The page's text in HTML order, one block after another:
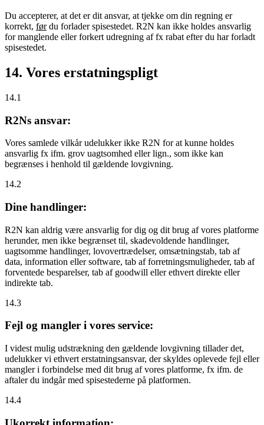
Du accepterer, at det er dit ansvar, at tjekke om din regning er
korrekt, førdu forlader spisestedet. R2N kan ikke holdes ansvarlig
for manglende eller forkert udregning af fx rabat efter du har forladt
spisestedet.
14. Vores erstatningspligt
14.1
R2Ns ansvar:
Vores samlede vilkår udelukker ikke R2N for at kunne holdes
ansvarlig fx ifm. grov uagtsomhed eller lign., som ikke kan
begrænses i henhold til gældende lovgivning.
14.2
Dine handlinger:
R2N kan aldrig være ansvarlig for dig og dit brug af vores platforme
herunder, men ikke begrænset til, skadevoldende handlinger,
uagtsomme handlinger, lovovertrædelser, omsætningstab, tab af
data, information eller software, tab af forretningsmuligheder, tab af
forventede besparelser, tab af goodwill eller ethvert direkte eller
indirekte tab.
14.3
Fejl og mangler i vores service:
I videst mulig udstrækning den gældende lovgivning tillader det,
udelukker vi ethvert erstatningsansvar, der skyldes oplevede fejl eller
mangler i forbindelse med dit brug af vores platforme, fx ifm. de
aftaler du indgår med spisestederne på platformen.
14.4